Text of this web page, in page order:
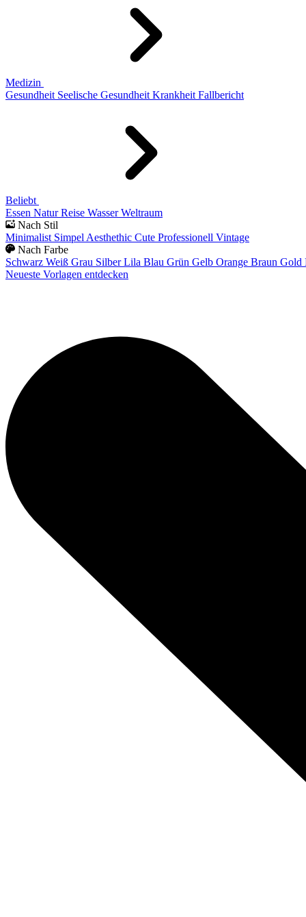
Medizin
Gesundheit Seelische Gesundheit Krankheit Fallbericht
Beliebt
Essen Natur Reise Wasser Weltraum
Nach Stil
Minimalist Simpel Aesthethic Cute Professionell Vintage
Nach Farbe
Schwarz Weiß Grau Silber Lila Blau Grün Gelb Orange Braun Gold
Neueste Vorlagen entdecken